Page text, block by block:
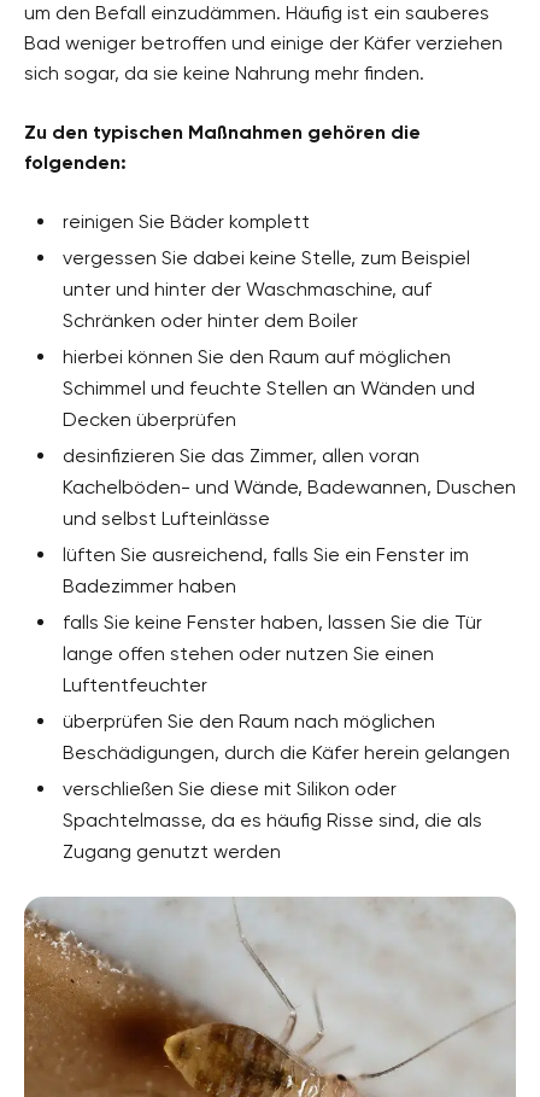
um den Befall einzudämmen. Häufig ist ein sauberes
Bad weniger betroffen und einige der Käfer verziehen
sich sogar, da sie keine Nahrung mehr finden.
Zu den typischen Maßnahmen gehören die
folgenden:
reinigen Sie Bäder komplett
vergessen Sie dabei keine Stelle, zum Beispiel
unter und hinter der Waschmaschine, auf
Schränken oder hinter dem Boiler
hierbei können Sie den Raum auf möglichen
Schimmel und feuchte Stellen an Wänden und
Decken überprüfen
desinfizieren Sie das Zimmer, allen voran
Kachelböden- und Wände, Badewannen, Duschen
und selbst Lufteinlässe
lüften Sie ausreichend, falls Sie ein Fenster im
Badezimmer haben
falls Sie keine Fenster haben, lassen Sie die Tür
lange offen stehen oder nutzen Sie einen
Luftentfeuchter
überprüfen Sie den Raum nach möglichen
Beschädigungen, durch die Käfer herein gelangen
verschließen Sie diese mit Silikon oder
Spachtelmasse, da es häufig Risse sind, die als
Zugang genutzt werden